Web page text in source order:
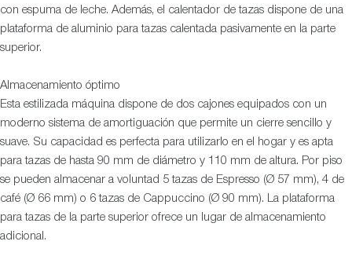
con espuma de leche. Además, el calentador de tazas dispone de una
plataforma de aluminio para tazas calentada pasivamente en la parte
superior.
Almacenamiento óptimo
Esta estilizada máquina dispone de dos cajones equipados con un
moderno sistema de amortiguación que permite un cierre sencillo y
suave. Su capacidad es perfecta para utilizarlo en el hogar y es apta
para tazas de hasta 90 mm de diámetro y 110 mm de altura. Por piso
se pueden almacenar a voluntad 5 tazas de Espresso (Ø 57 mm), 4 de
café (Ø 66 mm) o 6 tazas de Cappuccino (Ø 90 mm). La plataforma
para tazas de la parte superior ofrece un lugar de almacenamiento
adicional.